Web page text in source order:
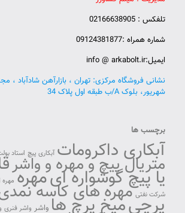
تلفکس : 02166638905
شماره همراه :09124381877
ایمیل:info @ arkabolt.ir
شهریور، بلوک A/ب طبقه اول پلاک 34
برچسب ها
آبکاری داکرومات آبکاری پیچ استاد
متریال پیچ و مهره و واشر
یا پیچ گوشواره ایمهره مهره 2H
شرکت نفتی مهره های کاسه
پرچیمیخ پرچ ها واشر واشر فنری